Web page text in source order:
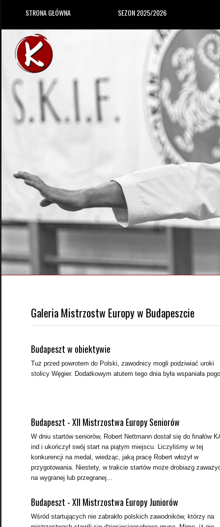
STRONA GŁÓWNA SEZON 2025/2026
Galeria Mistrzostw Europy w Budapeszcie
Budapeszt w obiektywie
Tuż przed powrotem do Polski, zawodnicy mogli podziwiać uroki
stolicy Węgier. Dodatkowym atutem tego dnia była wspaniała
Budapeszt - XII Mistrzostwa Europy Seniorów
W dniu startów seniorów, Robert Nettmann dostał się do finałów
ind i ukończył swój start na piątym miejscu. Liczyliśmy w tej
konkurencji na medal, wiedząc, jaką pracę Robert włożył w
przygotowania. Niestety, w trakcie startów może drobiazg
na wygranej lub przegranej...
Budapeszt - XII Mistrzostwa Europy Juniorów
Wśród startujących nie zabrakło polskich zawodników, którzy na